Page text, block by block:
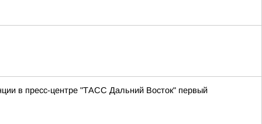
в пресс-центре "ТАСС Дальний Восток" первый